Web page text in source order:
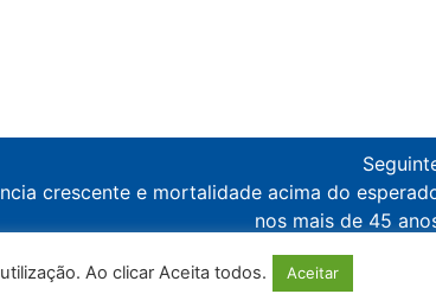
crescente e mortalidade acima do
nos mais de 45
Ao clicar Aceita todos. Aceitar